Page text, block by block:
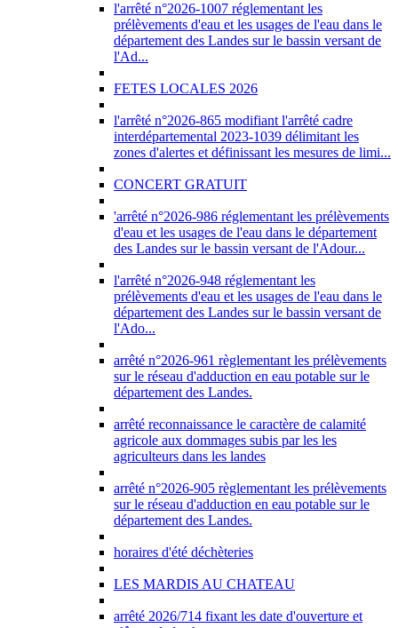
l'arrêté n°2026-1007 réglementant les
prélèvements d'eau et les usages de l'eau dans le
département des Landes sur le bassin versant de
l'Ad...
FETES LOCALES 2026
l'arrêté n°2026-865 modifiant l'arrêté cadre
interdépartemental 2023-1039 délimitant les
zones d'alertes et définissant les mesures de limi...
CONCERT GRATUIT
'arrêté n°2026-986 réglementant les prélèvements
d'eau et les usages de l'eau dans le département
des Landes sur le bassin versant de l'Adour...
l'arrêté n°2026-948 réglementant les
prélèvements d'eau et les usages de l'eau dans le
département des Landes sur le bassin versant de
l'Ado...
arrêté n°2026-961 règlementant les prélèvements
sur le réseau d'adduction en eau potable sur le
département des Landes.
arrêté reconnaissance le caractère de calamité
agricole aux dommages subis par les les
agriculteurs dans les landes
arrêté n°2026-905 règlementant les prélèvements
sur le réseau d'adduction en eau potable sur le
département des Landes.
horaires d'été déchèteries
LES MARDIS AU CHATEAU
arrêté 2026/714 fixant les date d'ouverture et